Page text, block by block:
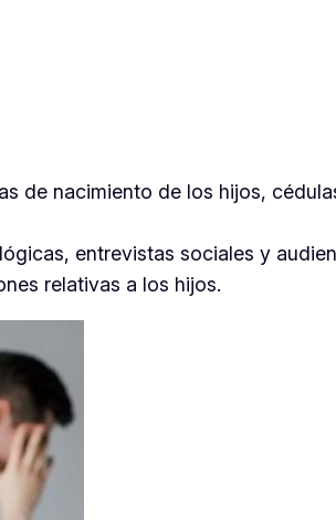
de nacimiento de los hijos,
entrevistas sociales y
relativas a los hijos.